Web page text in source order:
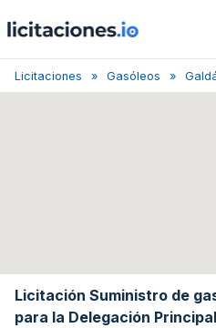
Licitaciones Gasóleos
Licitación Suministro de
para la Delegación